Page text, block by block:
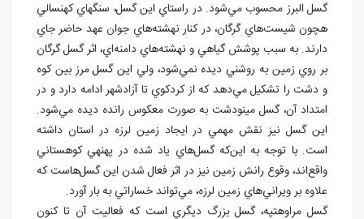
گسل البرز محسوب ميشود. در راستاي اين گسل، سنگ‏هاي کهنسالي
هچون شيستهاي گرگان، در کنار نهشتههاي جوان عهد حاضر جاي
دارند. به سبب پوشش گياهي و نهشتههاي دامنهاي، اثر گسل گرگان
بر روي زمين به روشني ديده نميشود، ولي اين گسل مرز بين کوه
و دشت را تشکيل ميدهد که از کردکوي تا آزادشهر ادامه دارد و در
امتداد آن، گسل مينودشت به صورت معکوس رانده ديده ميشود.
اين گسل نيز نقش مهمي در ايجاد زمين لرزه در استان داشته
است. با توجه به اينکه گسلهاي ياد شده در پهنه‏ي کوهستاني
واقعاند، وقوع رانش زمين نيز در اثر فعال شدن اين گسلهاست که
علاوه بر ويرانيهاي زمين لرزه، ميتواند خساراتي به بار آورد.
گسل مراوه‏تپه، گسل بزرگ ديگري است که فعاليت آن تا کنون